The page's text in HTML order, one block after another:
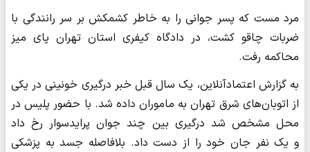
مرد مست که پسر جوانی را به خاطر کشمکش بر سر رانندگی با
ضربات چاقو کشت، در دادگاه کیفری استان تهران پای میز
محاکمه رفت.
به گزارش اعتمادآنلاین، یک سال قبل خبر درگیری خونینی در یکی
از اتوبان‌های شرق تهران به ماموران داده شد. با حضور پلیس در
محل مشخص شد درگیری بین چند جوان پرایدسوار رخ داد
و یک نفر جان خود را از دست داد. بلافاصله جسد به پزشکی